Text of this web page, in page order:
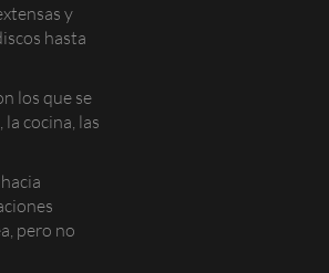
y
hasta
los que se
cocina, las
pero no